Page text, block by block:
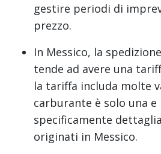
gestire periodi di
prezzo.
In Messico, la
tende ad avere una
la tariffa includa molte
carburante è solo una e
specificamente
originati in Messico.